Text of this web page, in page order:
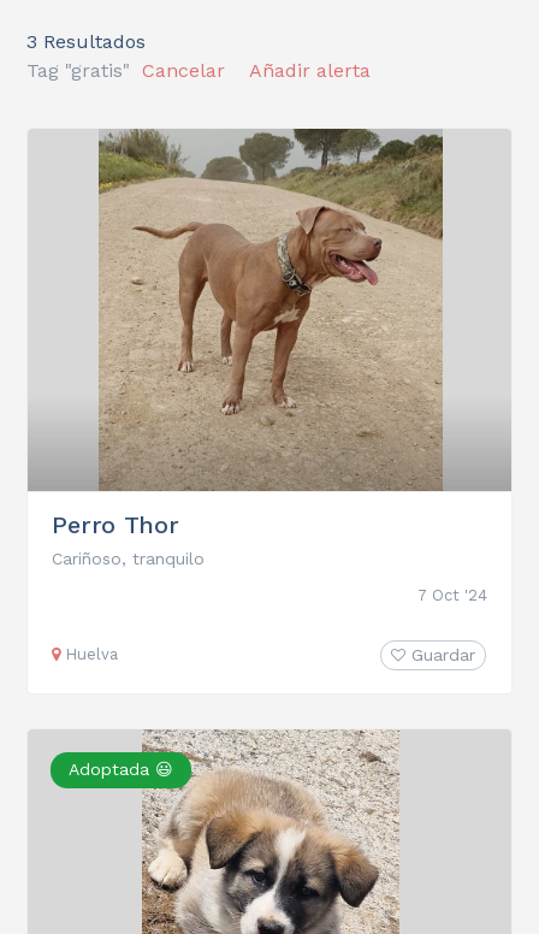
3 Resultados
Tag "gratis"
Cancelar Añadir alerta
Perro Thor
Cariñoso, tranquilo
7 Oct '24
Huelva Guardar
Adoptada 😃